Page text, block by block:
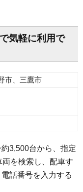
気軽に利用で
市、三鷹市
3,500台から、指定
を検索し、配車す
話番号を入力する